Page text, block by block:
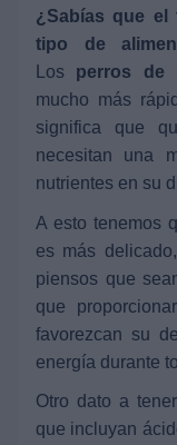
¿Sabías que el
tipo de
Los perros de
mucho más
significa que
necesitan una
nutrientes en su
A esto tenemos
es más
piensos que
que
favorezcan su
energía durante
Otro dato a
que incluyan